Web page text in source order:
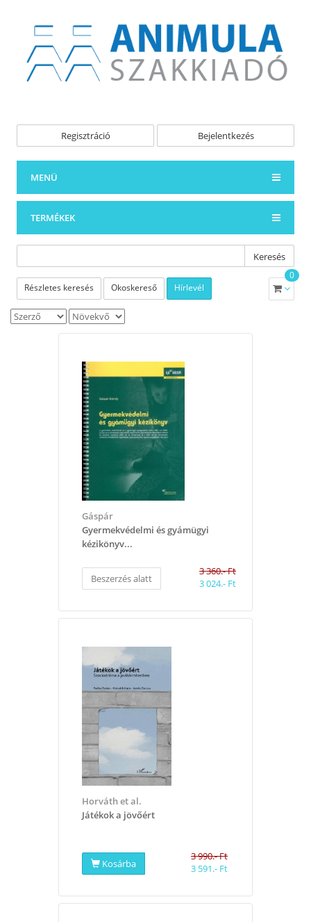
Regisztráció Bejelentkezés
MENÜ
TERMÉKEK
Keresés
Részletes keresés Okoskereső Hírlevél
0
Gáspár
Gyermekvédelmi és gyámügyi
kézikönyv...
Beszerzés alatt
3 360.- Ft
3 024.- Ft
Horváth et al.
​Játékok a jövőért
Kosárba
3 990.- Ft
3 591.- Ft